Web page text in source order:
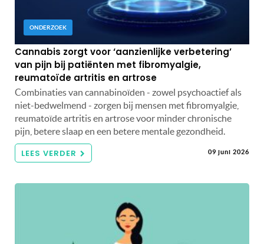
ONDERZOEK
Cannabis zorgt voor ‘aanzienlijke verbetering’
van pijn bij patiënten met fibromyalgie,
reumatoïde artritis en artrose
Combinaties van cannabinoïden - zowel psychoactief als
niet-bedwelmend - zorgen bij mensen met fibromyalgie,
reumatoïde artritis en artrose voor minder chronische
pijn, betere slaap en een betere mentale gezondheid.
LEES VERDER 09 juni 2026